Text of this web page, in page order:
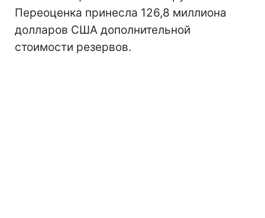
Переоценка принесла 126,8 миллиона
долларов США дополнительной
стоимости резервов.